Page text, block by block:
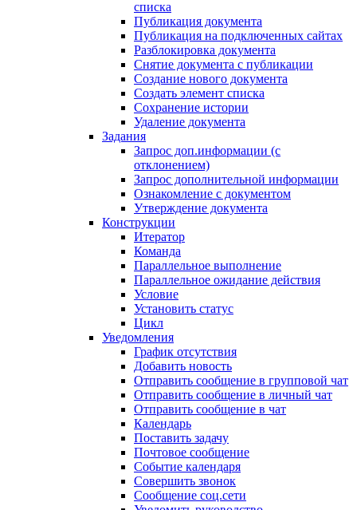
списка
Публикация документа
Публикация на подключенных сайтах
Разблокировка документа
Снятие документа с публикации
Создание нового документа
Создать элемент списка
Сохранение истории
Удаление документа
Задания
Запрос доп.информации (с
отклонением)
Запрос дополнительной информации
Ознакомление с документом
Утверждение документа
Конструкции
Итератор
Команда
Параллельное выполнение
Параллельное ожидание действия
Условие
Установить статус
Цикл
Уведомления
График отсутствия
Добавить новость
Отправить сообщение в групповой чат
Отправить сообщение в личный чат
Отправить сообщение в чат
Календарь
Поставить задачу
Почтовое сообщение
Событие календаря
Совершить звонок
Сообщение соц.сети